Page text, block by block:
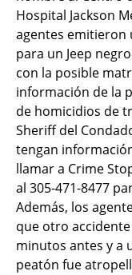
Hospital Jackson
agentes emitieron
para un Jeep
con la posible
información de la
de homicidios de
Sheriff del
tengan
llamar a Crime
al 305-471-8477
Además, los
que otro
minutos antes y a
peatón fue